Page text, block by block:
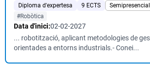
Diploma d'expertesa 9 ECTS Semipresencial
#Robòtica
Data d'inici:02-02-2027
... robotització, aplicant metodologies de
orientades a entorns industrials.- Conei...